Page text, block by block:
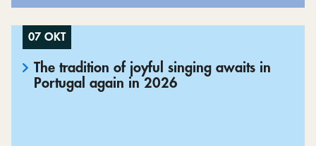
07 OKT
The tradition of joyful singing awaits in
Portugal again in 2026